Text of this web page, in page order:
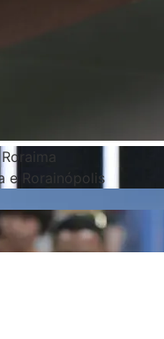
e Rorainópolis